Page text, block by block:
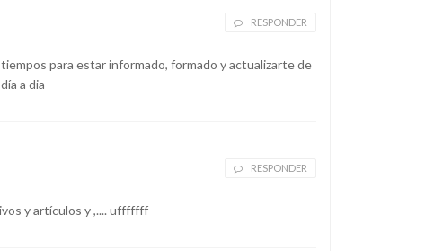
RESPONDER
para estar informado, formado y actualizarte de
a dia
RESPONDER
y artículos y ,.... ufffffff